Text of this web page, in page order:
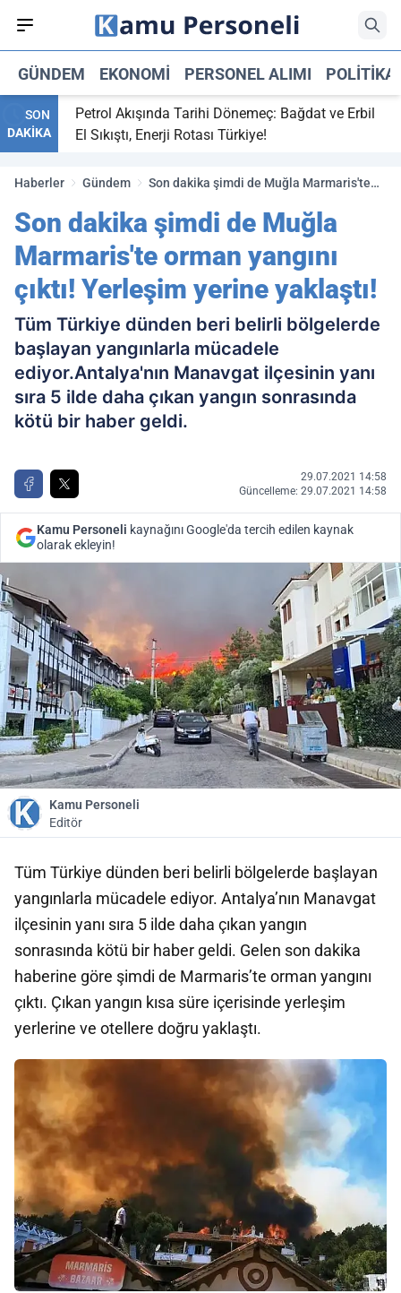
GÜNDEM EKONOMI PERSONEL ALIMI POLITIKA
SON
DAKİKA
Petrol Akışında Tarihi Dönemeç: Bağdat ve Erbil
El Sıkıştı, Enerji Rotası Türkiye!
Haberler Gündem
Son dakika şimdi de Muğla Marmaris'te
yaklaştı!
Son dakika şimdi de Muğla
Marmaris'te orman yangını
çıktı! Yerleşim yerine yaklaştı!
Tüm Türkiye dünden beri belirli bölgelerde
başlayan yangınlarla mücadele
ediyor.Antalya'nın Manavgat ilçesinin yanı
sıra 5 ilde daha çıkan yangın sonrasında
kötü bir haber geldi.
29.07.2021 14:58
Güncelleme: 29.07.2021 14:58
Kamu Personeli kaynağını Google'da tercih edilen kaynak
olarak ekleyin!
Kamu Personeli
Editör
Tüm Türkiye dünden beri belirli bölgelerde başlayan
yangınlarla mücadele ediyor. Antalya’nın Manavgat
ilçesinin yanı sıra 5 ilde daha çıkan yangın
sonrasında kötü bir haber geldi. Gelen son dakika
haberine göre şimdi de Marmaris’te orman yangını
çıktı. Çıkan yangın kısa süre içerisinde yerleşim
yerlerine ve otellere doğru yaklaştı.